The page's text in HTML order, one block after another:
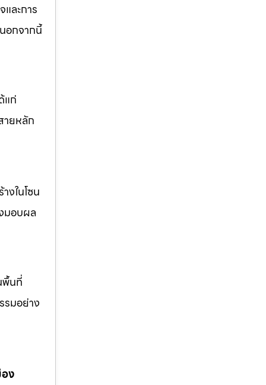
ละการ
อกจากนี้
แก่
ายหลัก
งในโซน
มอบผล
พื้นที่
มอย่าง
อง